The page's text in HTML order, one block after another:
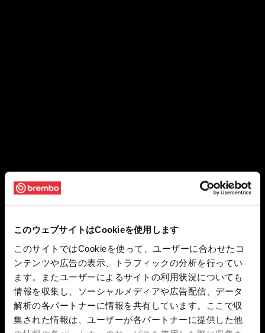
このウェブサイトはCookieを使用します
このサイトではCookieを使って、ユーザーに合わせたコ
ンテンツや広告の表示、トラフィックの分析を行ってい
ます。またユーザーによるサイトの利用状況についても
情報を収集し、ソーシャルメディアや広告配信、データ
解析の各パートナーに情報を共有しています。ここで収
集された情報は、ユーザーが各パートナーに提供した他